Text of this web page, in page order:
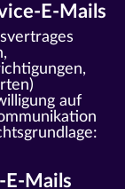
E-Mails
auf
E-Mails